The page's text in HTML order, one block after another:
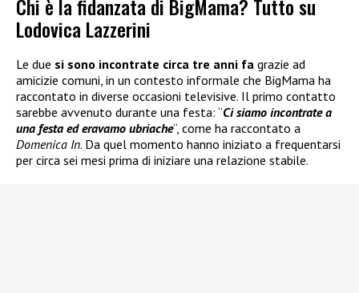
Chi è la fidanzata di BigMama? Tutto su
Lodovica Lazzerini
Le due si sono incontrate circa tre anni fa grazie ad
amicizie comuni, in un contesto informale che BigMama ha
raccontato in diverse occasioni televisive. Il primo contatto
sarebbe avvenuto durante una festa: “Ci siamo incontrate a
una festa ed eravamo ubriache“, come ha raccontato a
Domenica In. Da quel momento hanno iniziato a frequentarsi
per circa sei mesi prima di iniziare una relazione stabile.